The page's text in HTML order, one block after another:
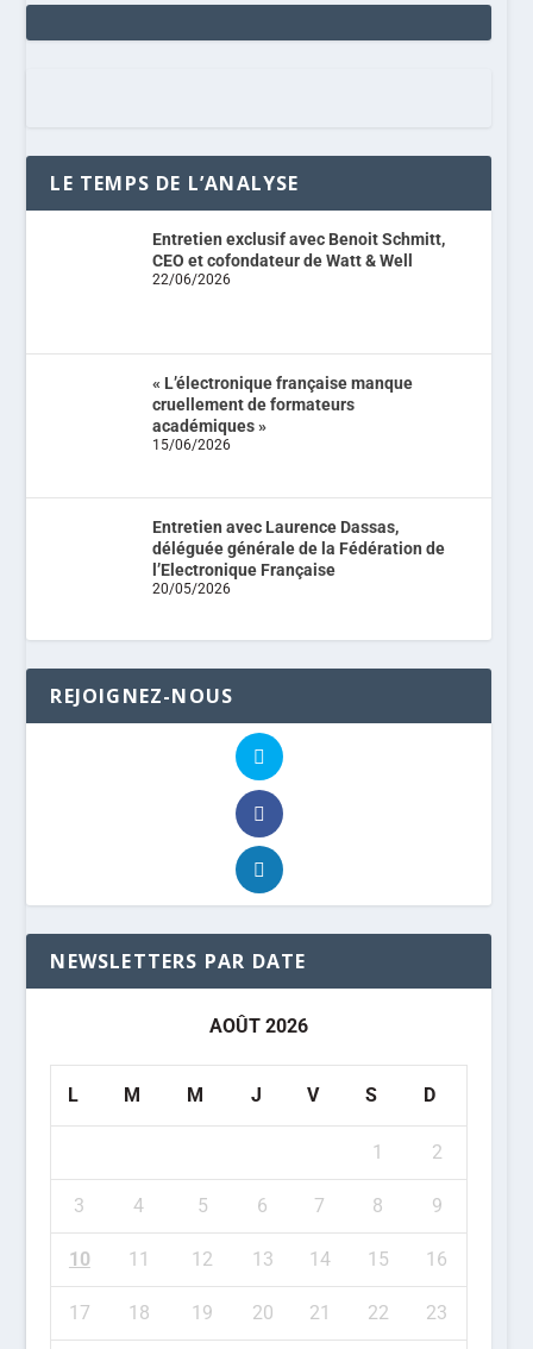
LE TEMPS DE L’ANALYSE
Entretien exclusif avec Benoit Schmitt,
CEO et cofondateur de Watt & Well
22/06/2026
« L’électronique française manque
cruellement de formateurs
académiques »
15/06/2026
Entretien avec Laurence Dassas,
déléguée générale de la Fédération de
l’Electronique Française
20/05/2026
REJOIGNEZ-NOUS
NEWSLETTERS PAR DATE
AOÛT 2026
L M M J V S D
1 2
3 4 5 6 7 8 9
10 11 12 13 14 15 16
17 18 19 20 21 22 23